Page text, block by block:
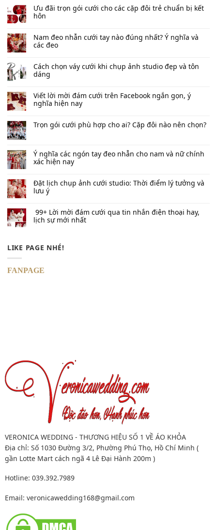
Ưu đãi trọn gói cưới cho các cặp đôi trẻ chuẩn bị kết
hôn
Nam đeo nhẫn cưới tay nào đúng nhất​? Ý nghĩa và
các đeo
Cách chọn váy cưới khi chụp ảnh studio đẹp và tôn
dáng
Viết lời mời đám cưới trên Facebook​ ngắn gọn, ý
nghĩa hiện nay
Trọn gói cưới phù hợp cho ai? Cặp đôi nào nên chọn?
Ý nghĩa các ngón tay đeo nhẫn cho nam và nữ chính
xác hiện nay
Đặt lịch chụp ảnh cưới studio: Thời điểm lý tưởng và
lưu ý
99+ Lời mời đám cưới qua tin nhắn​ điện thoại hay,
lịch sự mới nhất
LIKE PAGE NHÉ!
FANPAGE
VERONICA WEDDING - THƯƠNG HIỆU SỐ 1 VỀ ÁO KHỎA
Địa chỉ: Số 1030 Đường 3/2, Phường Phú Thọ, Hồ Chí Minh (
gần Lotte Mart cách ngã 4 Lê Đại Hành 200m )
Hotline: 039.392.7989
Email: veronicawedding168@gmail.com